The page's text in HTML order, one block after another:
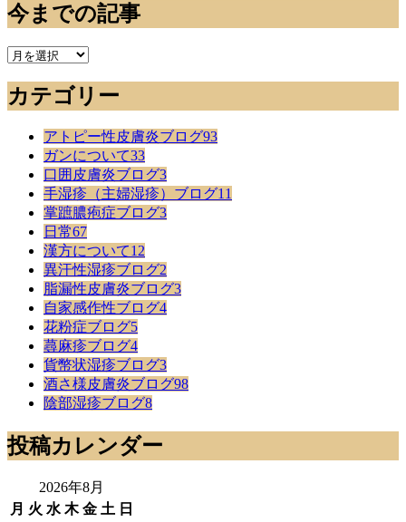
今までの記事
今
で
の
カテゴリー
アトピー性皮膚炎ブログ93
ガンについて33
口囲皮膚炎ブログ3
手湿疹（主婦湿疹）ブログ11
掌蹠膿疱症ブログ3
日常67
漢方について12
異汗性湿疹ブログ2
脂漏性皮膚炎ブログ3
自家感作性ブログ4
花粉症ブログ5
蕁麻疹ブログ4
貨幣状湿疹ブログ3
酒さ様皮膚炎ブログ98
陰部湿疹ブログ8
投稿カレンダー
2026年8月
月 火 水 木 金 土 日